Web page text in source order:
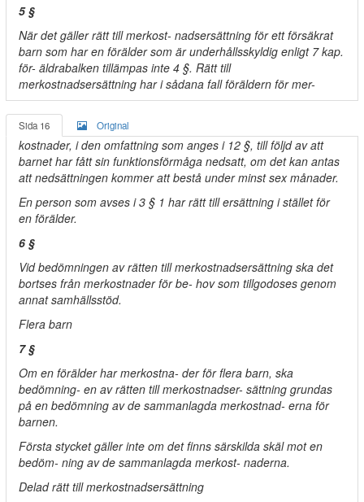
5 §
När det gäller rätt till merkost- nadsersättning för ett försäkrat
barn som har en förälder som är underhållsskyldig enligt 7 kap.
för- äldrabalken tillämpas inte 4 §. Rätt till
merkostnadsersättning har i sådana fall föräldern för mer-
Sida 16 Original
kostnader, i den omfattning som anges i 12 §, till följd av att
barnet har fått sin funktionsförmåga nedsatt, om det kan antas
att nedsättningen kommer att bestå under minst sex månader.
En person som avses i 3 § 1 har rätt till ersättning i stället för
en förälder.
6 §
Vid bedömningen av rätten till merkostnadsersättning ska det
bortses från merkostnader för be- hov som tillgodoses genom
annat samhällsstöd.
Flera barn
7 §
Om en förälder har merkostna- der för flera barn, ska
bedömning- en av rätten till merkostnadser- sättning grundas
på en bedömning av de sammanlagda merkostnad- erna för
barnen.
Första stycket gäller inte om det finns särskilda skäl mot en
bedöm- ning av de sammanlagda merkost- naderna.
Delad rätt till merkostnadsersättning